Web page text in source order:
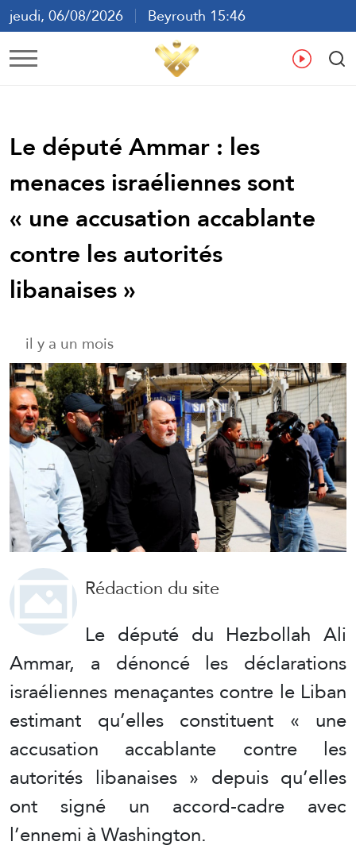
jeudi, 06/08/2026
Beyrouth 15:46
ع
Le député Ammar : les
menaces israéliennes sont
« une accusation accablante
contre les autorités
libanaises »
il y a un mois
Rédaction du site
Le député du Hezbollah Ali
Ammar, a dénoncé les déclarations
israéliennes menaçantes contre le Liban
estimant qu’elles constituent « une
accusation accablante contre les
autorités libanaises » depuis qu’elles
ont signé un accord-cadre avec
l’ennemi à Washington.